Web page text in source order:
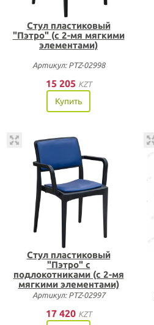
Стул пластиковый
"Пэтро" (с 2-мя мягкими
элементами)
Артикул: PTZ-02998
15 205 KZT
Купить
Стул пластиковый
"Пэтро" с
подлокотниками (с 2-мя
мягкими элементами)
Артикул: PTZ-02997
17 420 KZT